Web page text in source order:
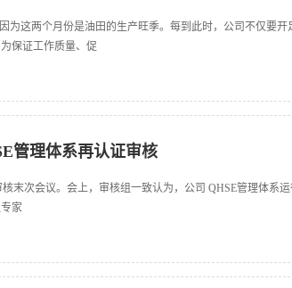
为这两个月份是油田的生产旺季。每到此时，公司不仅要
保证工作质量、促
管理体系再认证审核
末次会议。会上，审核组一致认为，公司 QHSE管理体系
家